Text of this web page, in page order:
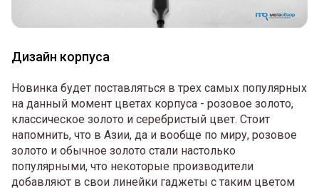
Дизайн корпуса
Новинка будет поставляться в трех самых популярных
на данный момент цветах корпуса - розовое золото,
классическое золото и серебристый цвет. Стоит
напомнить, что в Азии, да и вообще по миру, розовое
золото и обычное золото стали настолько
популярными, что некоторые производители
добавляют в свои линейки гаджеты с таким цветом